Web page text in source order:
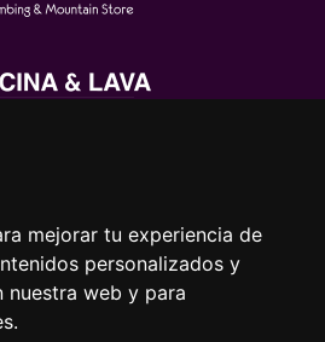
mejorar tu experiencia de
personalizados y
nuestra web y para